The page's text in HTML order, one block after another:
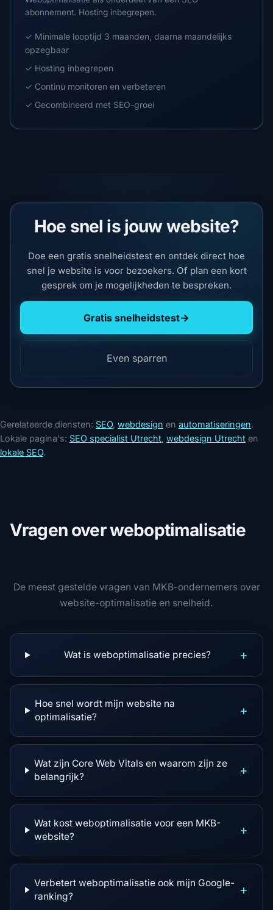
abonnement. Hosting inbegrepen.
✓ Minimale looptijd 3 maanden, daarna maandelijks
opzegbaar
✓ Hosting inbegrepen
✓ Continu monitoren en verbeteren
✓ Gecombineerd met SEO-groei
Hoe snel is jouw website?
Doe een gratis snelheidstest en ontdek direct hoe
snel je website is voor bezoekers. Of plan een kort
gesprek om je mogelijkheden te bespreken.
Gratis snelheidstest→
Even sparren
Gerelateerde diensten: SEO, webdesign en automatiseringen.
Lokale pagina's: SEO specialist Utrecht, webdesign Utrecht en
lokale SEO.
Vragen over weboptimalisatie
De meest gestelde vragen van MKB-ondernemers over
website-optimalisatie en snelheid.
Wat is weboptimalisatie precies? +
Hoe snel wordt mijn website na
optimalisatie?
+
Wat zijn Core Web Vitals en waarom zijn ze
belangrijk?
+
Wat kost weboptimalisatie voor een MKB-
website?
+
Verbetert weboptimalisatie ook mijn Google-
ranking?
+